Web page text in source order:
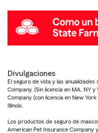
Divulgaciones
El seguro de vida y las
Company. (Sin licencia en MA, NY
Company (con licencia en New
Illinois.
Los productos de seguro de
American Pet Insurance Company